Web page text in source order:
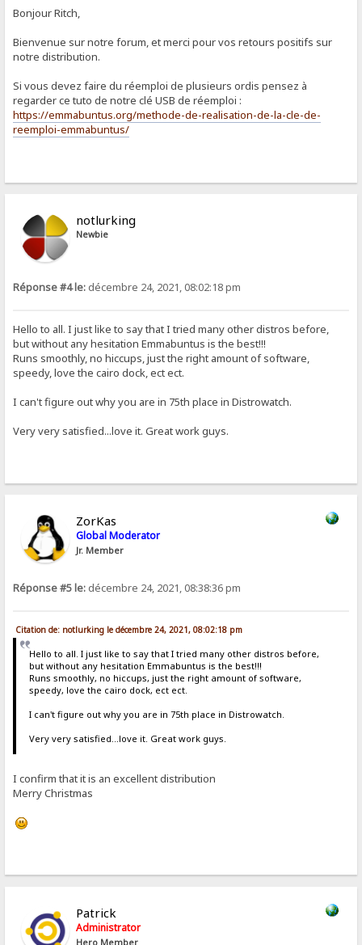
Bonjour Ritch,
Bienvenue sur notre forum, et merci pour vos retours positifs sur
notre distribution.
Si vous devez faire du réemploi de plusieurs ordis pensez à
regarder ce tuto de notre clé USB de réemploi :
https://emmabuntus.org/methode-de-realisation-de-la-cle-de-
reemploi-emmabuntus/
notlurking
Newbie
Réponse #4 le: décembre 24, 2021, 08:02:18 pm
Hello to all. I just like to say that I tried many other distros before,
but without any hesitation Emmabuntus is the best!!!
Runs smoothly, no hiccups, just the right amount of software,
speedy, love the cairo dock, ect ect.
I can't figure out why you are in 75th place in Distrowatch.
Very very satisfied...love it. Great work guys.
ZorKas
Global Moderator
Jr. Member
Réponse #5 le: décembre 24, 2021, 08:38:36 pm
Citation de: notlurking le décembre 24, 2021, 08:02:18 pm
Hello to all. I just like to say that I tried many other distros before,
but without any hesitation Emmabuntus is the best!!!
Runs smoothly, no hiccups, just the right amount of software,
speedy, love the cairo dock, ect ect.
I can't figure out why you are in 75th place in Distrowatch.
Very very satisfied...love it. Great work guys.
I confirm that it is an excellent distribution
Merry Christmas
Patrick
Administrator
Hero Member